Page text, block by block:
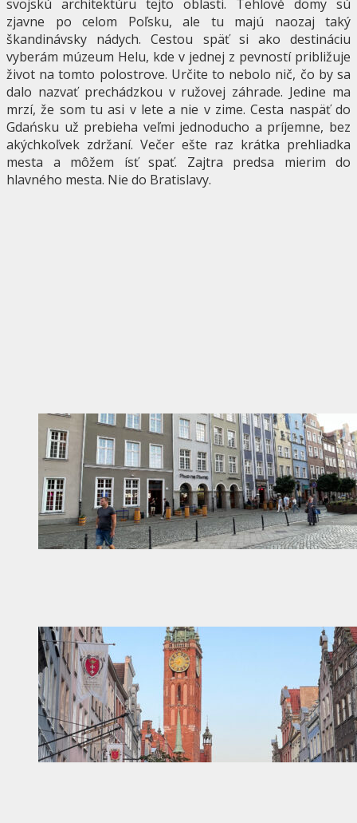
svojskú architektúru tejto oblasti. Tehlové domy sú
zjavne po celom Poľsku, ale tu majú naozaj taký
škandinávsky nádych. Cestou späť si ako destináciu
vyberám múzeum Helu, kde v jednej z pevností približuje
život na tomto polostrove. Určite to nebolo nič, čo by sa
dalo nazvať prechádzkou v ružovej záhrade. Jedine ma
mrzí, že som tu asi v lete a nie v zime. Cesta naspäť do
Gdańsku už prebieha veľmi jednoducho a príjemne, bez
akýchkoľvek zdržaní. Večer ešte raz krátka prehliadka
mesta a môžem ísť spať. Zajtra predsa mierim do
hlavného mesta. Nie do Bratislavy.